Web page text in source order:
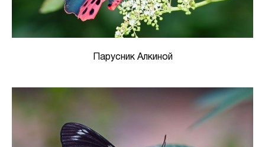
Парусник Алкиной